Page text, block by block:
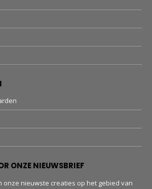
ONZE NIEUWSBRIEF
onze nieuwste creaties op het gebied van